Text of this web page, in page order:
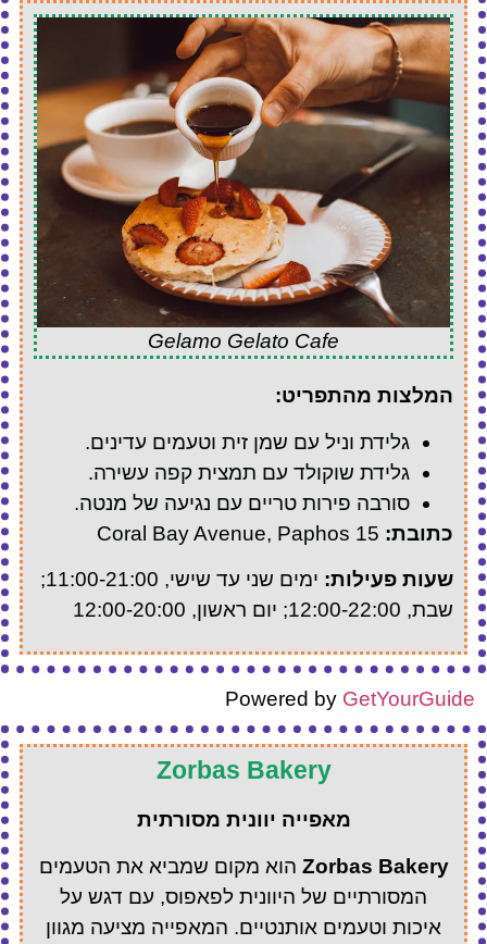
Gelamo Gelato Cafe
המלצות מהתפריט:
גלידת וניל עם שמן זית וטעמים עדינים.
גלידת שוקולד עם תמצית קפה עשירה.
סורבה פירות טריים עם נגיעה של מנטה.
כתובת:
שעות פעילות:
ימים שני עד שישי, 11:00-21:00;
שבת, 12:00-22:00; יום ראשון, 12:00-20:00
Powered by GetYourGuide
Zorbas Bakery
מאפייה יוונית מסורתית
Zorbas Bakery הוא מקום שמביא את הטעמים
המסורתיים של היוונית לפאפוס, עם דגש על
איכות וטעמים אותנטיים. המאפייה מציעה מגוון